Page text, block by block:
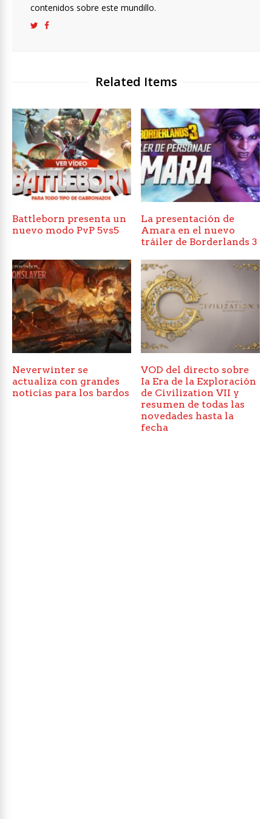
contenidos sobre este mundillo.
Related Items
Battleborn presenta un
nuevo modo PvP 5vs5
La presentación de
Amara en el nuevo
tráiler de Borderlands 3
Neverwinter se
actualiza con grandes
noticias para los bardos
VOD del directo sobre
Ia Era de la Exploración
de Civilization VII y
resumen de todas las
novedades hasta la
fecha